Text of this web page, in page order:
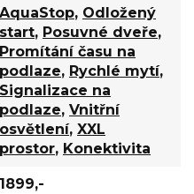
AquaStop, Odložený
start, Posuvné dveře,
Promítání času na
podlaze, Rychlé mytí,
Signalizace na
podlaze, Vnitřní
osvětlení, XXL
prostor, Konektivita
1899,-